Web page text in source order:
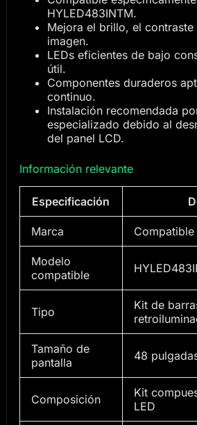
HYLED483INTM.
Mejora el brillo, el
imagen.
LEDs eficientes de bajo
útil.
Componentes duraderos
continuo.
Instalación recomendada
especializado debido al
del panel LCD.
Información relevante
Especificación
Marca Compatible
Modelo
compatible
Tipo
Kit de
Tamaño de
pantalla
48
Composición
Kit
LED